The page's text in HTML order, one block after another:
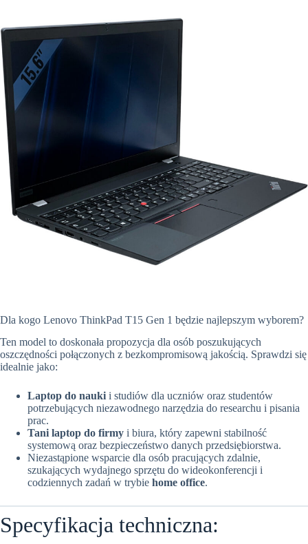
Dla kogo Lenovo ThinkPad T15 Gen 1 będzie najlepszym wyborem?
Ten model to doskonała propozycja dla osób poszukujących
oszczędności połączonych z bezkompromisową jakością. Sprawdzi się
idealnie jako:
Laptop do nauki i studiów dla uczniów oraz studentów
potrzebujących niezawodnego narzędzia do researchu i pisania
prac.
Tani laptop do firmy i biura, który zapewni stabilność
systemową oraz bezpieczeństwo danych przedsiębiorstwa.
Niezastąpione wsparcie dla osób pracujących zdalnie,
szukających wydajnego sprzętu do wideokonferencji i
codziennych zadań w trybie home office.
Specyfikacja techniczna: